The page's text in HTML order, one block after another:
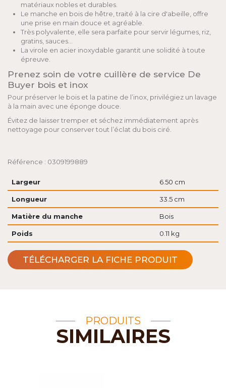
matériaux nobles et durables.
Le manche en bois de hêtre, traité à la cire d'abeille, offre
une prise en main douce et agréable.
Très polyvalente, elle sera parfaite pour servir légumes, riz,
gratins, sauces...
La virole en acier inoxydable garantit une solidité à toute
épreuve.
Prenez soin de votre cuillère de service De
Buyer bois et inox
Pour préserver le bois et la patine de l’inox, privilégiez un lavage
à la main avec une éponge douce.
Évitez de laisser tremper et séchez immédiatement après
nettoyage pour conserver tout l’éclat du bois ciré.
Référence : 0309199889
Largeur 6.50 cm
Longueur 33.5 cm
Matière du manche Bois
Poids 0.11 kg
TÉLÉCHARGER LA FICHE PRODUIT
PRODUITS
SIMILAIRES